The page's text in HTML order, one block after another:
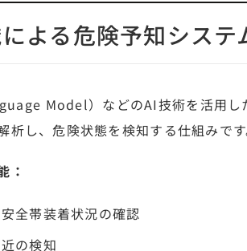
よる危険予知システ
Model）などのAI技術を活用し
析し、危険状態を検知する仕組みです
：
全帯装着状況の確認
の検知